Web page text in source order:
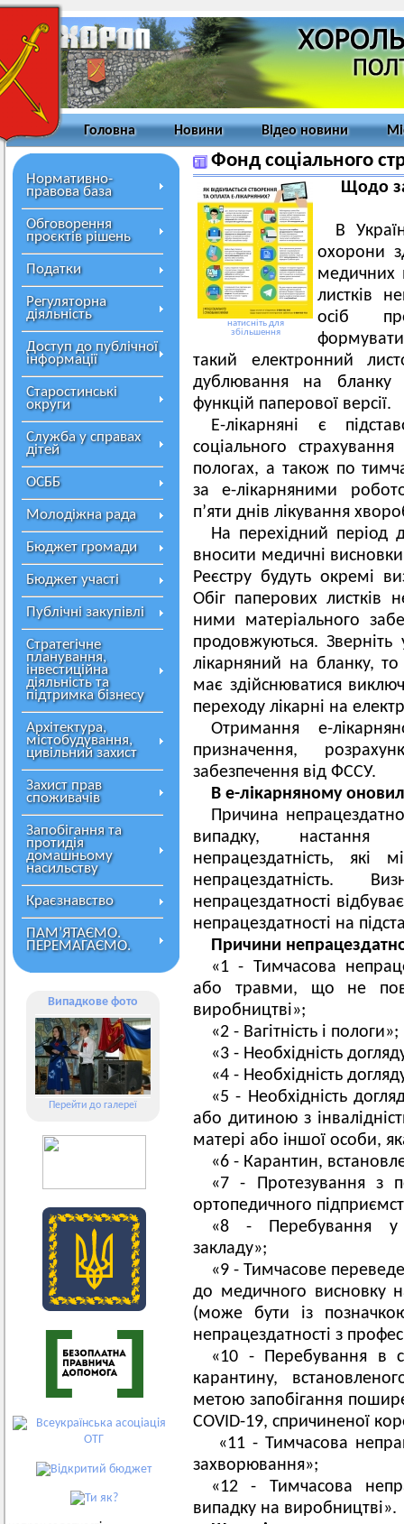
Головна Новини Відео новини
Нормативно-
правова база
Обговорення
проєктів рішень
Податки
Регуляторна
діяльність
Доступ до публічної
інформації
Старостинські
округи
Служба у справах
дітей
ОСББ
Молодіжна рада
Бюджет громади
Бюджет участі
Публічні закупівлі
Стратегічне
планування,
інвестиційна
діяльність та
підтримка бізнесу
Архітектура,
містобудування,
цивільний захист
Захист прав
споживачів
Запобігання та
протидія
домашньому
насильству
Краєзнавство
ПАМ’ЯТАЄМО.
ПЕРЕМАГАЄМО.
Випадкове фото
Перейти до галереї
Фонд соціального
натисніть для
збільшення
Щодо
В
охорони
медичних
листків
осіб
такий електронний
дублювання на бланку
функцій паперової версії.
Е-лікарняні є
соціального
пологах, а також по
за е-лікарняними
п’яти днів лікування
На перехідний
вносити медичні
Реєстру будуть окремі
Обіг паперових листків
ними матеріального
продовжуються. Зверніть
лікарняний на бланку,
має здійснюватися
переходу лікарні на
Отримання е-
призначення,
забезпечення від ФССУ.
В е-лікарняному
Причина
випадку, настання
непрацездатність, які
непрацездатність.
непрацездатності
непрацездатності на
Причини
«1 - Тимчасова
або травми, що не
виробництві»;
«2 - Вагітність і пологи»;
«3 - Необхідність
«4 - Необхідність
«5 - Необхідність
або дитиною з
матері або іншої особи,
«6 - Карантин,
«7 - Протезування з
ортопедичного
«8 - Перебування у
закладу»;
«9 - Тимчасове
до медичного висновку
(може бути із
непрацездатності з
«10 - Перебування в
карантину,
метою запобігання
COVID-19, спричиненої
«11 - Тимчасова
захворювання»;
«12 - Тимчасова
випадку на виробництві».